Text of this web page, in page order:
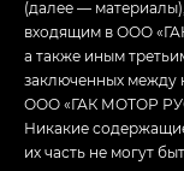
(далее —
входящим в ООО
а также иным
заключенных
ООО «ГАК МОТОР
Никакие
их часть не могут